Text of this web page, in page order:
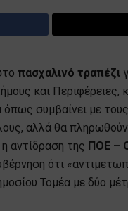
πασχαλινό τραπέζι
και Περιφέρειες,
συμβαίνει με
αλλά θα πληρωθούν
αντίδραση της ΠΟΕ –
ότι
Τομέα με δύο